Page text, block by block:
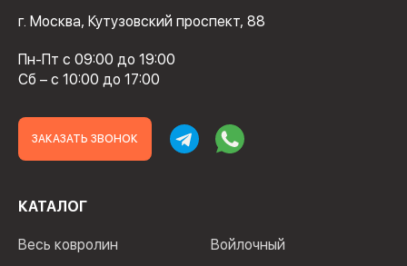
г. Москва, Кутузовский проспект, 88
Пн-Пт с 09:00 до 19:00
Сб – с 10:00 до 17:00
ЗАКАЗАТЬ ЗВОНОК
КАТАЛОГ
Весь ковролин
Войлочный